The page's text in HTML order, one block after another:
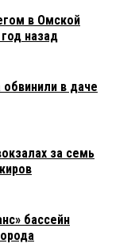
в Омской
назад
в даче
за семь
бассейн